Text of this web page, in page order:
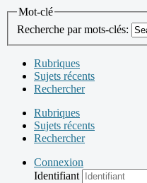
Mot-clé
Recherche par mots-clés:
Rubriques
Sujets récents
Rechercher
Rubriques
Sujets récents
Rechercher
Connexion
Identifiant